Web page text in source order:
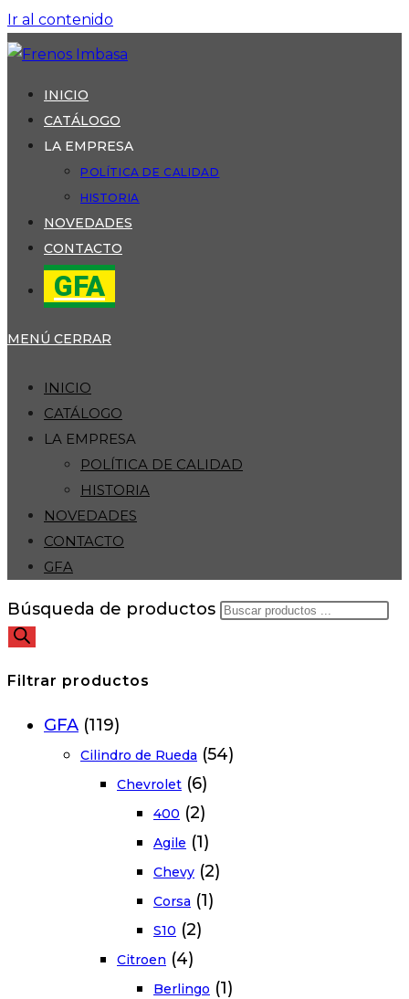
Ir al contenido
INICIO
CATÁLOGO
LA EMPRESA
POLÍTICA DE CALIDAD
HISTORIA
NOVEDADES
CONTACTO
GFA
MENÚ CERRAR
INICIO
CATÁLOGO
LA EMPRESA
POLÍTICA DE CALIDAD
HISTORIA
NOVEDADES
CONTACTO
GFA
Búsqueda de productos
Filtrar productos
GFA (119)
Cilindro de Rueda (54)
Chevrolet (6)
400 (2)
Agile (1)
Chevy (2)
Corsa (1)
S10 (2)
Citroen (4)
Berlingo (1)